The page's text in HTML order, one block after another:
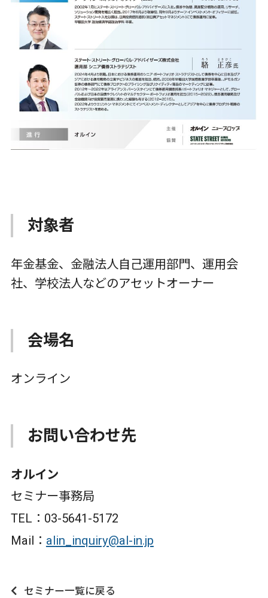
対象者
年金基金、金融法人自己運用部門、運用会
社、学校法人などのアセットオーナー
会場名
オンライン
お問い合わせ先
オルイン
セミナー事務局
TEL：03-5641-5172
Mail： alin_inquiry@al-in.jp
セミナー一覧に戻る